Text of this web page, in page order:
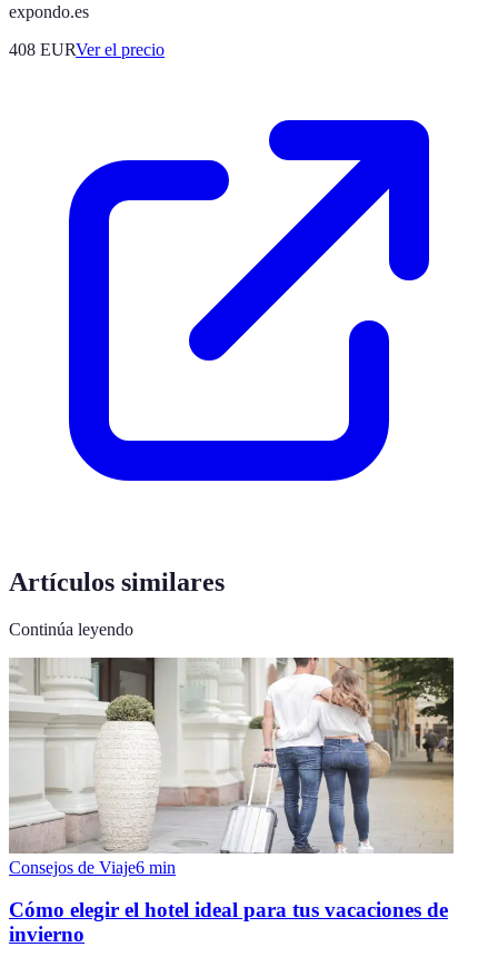
expondo.es
408 EURVer el precio
Artículos similares
Continúa leyendo
Consejos de Viaje6 min
Cómo elegir el hotel ideal para tus vacaciones de
invierno